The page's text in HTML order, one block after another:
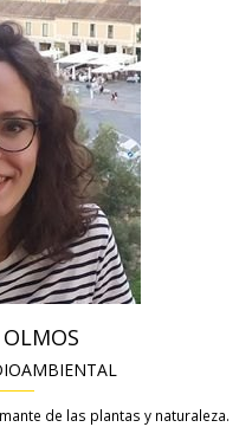
de las plantas y naturaleza.